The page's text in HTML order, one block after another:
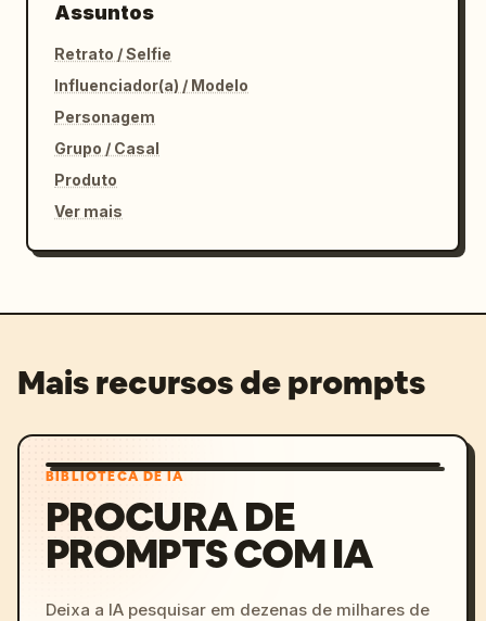
Assuntos
Retrato / Selfie
Influenciador(a) / Modelo
Personagem
Grupo / Casal
Produto
Ver mais
Mais recursos de prompts
BIBLIOTECA DE IA
PROCURA DE
PROMPTS COM IA
Deixa a IA pesquisar em dezenas de milhares de